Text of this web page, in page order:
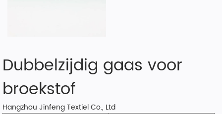
Dubbelzijdig gaas voor
broekstof
Hangzhou Jinfeng Textiel Co., Ltd